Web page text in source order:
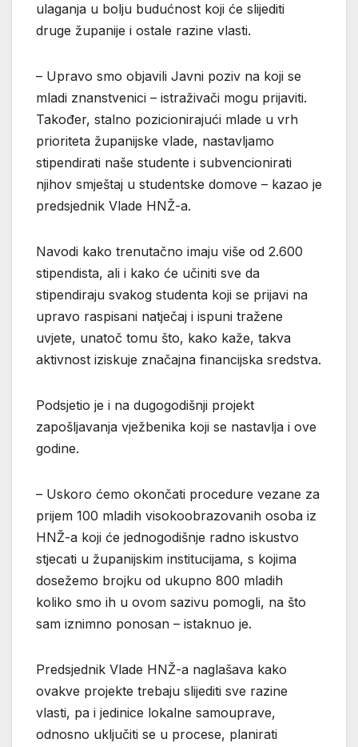
ulaganja u bolju budućnost koji će slijediti
druge županije i ostale razine vlasti.
– Upravo smo objavili Javni poziv na koji se
mladi znanstvenici – istraživači mogu prijaviti.
Također, stalno pozicionirajući mlade u vrh
prioriteta županijske vlade, nastavljamo
stipendirati naše studente i subvencionirati
njihov smještaj u studentske domove – kazao je
predsjednik Vlade HNŽ-a.
Navodi kako trenutačno imaju više od 2.600
stipendista, ali i kako će učiniti sve da
stipendiraju svakog studenta koji se prijavi na
upravo raspisani natječaj i ispuni tražene
uvjete, unatoč tomu što, kako kaže, takva
aktivnost iziskuje značajna financijska sredstva.
Podsjetio je i na dugogodišnji projekt
zapošljavanja vježbenika koji se nastavlja i ove
godine.
– Uskoro ćemo okončati procedure vezane za
prijem 100 mladih visokoobrazovanih osoba iz
HNŽ-a koji će jednogodišnje radno iskustvo
stjecati u županijskim institucijama, s kojima
dosežemo brojku od ukupno 800 mladih
koliko smo ih u ovom sazivu pomogli, na što
sam iznimno ponosan – istaknuo je.
Predsjednik Vlade HNŽ-a naglašava kako
ovakve projekte trebaju slijediti sve razine
vlasti, pa i jedinice lokalne samouprave,
odnosno uključiti se u procese, planirati